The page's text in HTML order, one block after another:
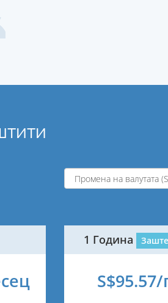
1 Година
S$95.57/